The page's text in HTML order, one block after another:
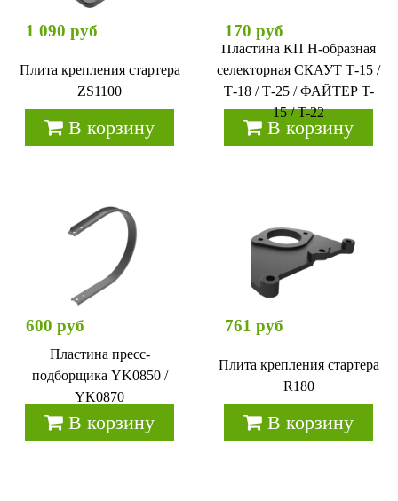
1 090 руб
Плита крепления стартера
ZS1100
В корзину
170 руб
Пластина КП Н-образная
селекторная СКАУТ Т-15 /
Т-18 / Т-25 / ФАЙТЕР T-
15 / T-22
В корзину
600 руб
Пластина пресс-
подборщика YK0850 /
YK0870
В корзину
761 руб
Плита крепления стартера
R180
В корзину